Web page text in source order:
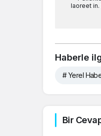
laoreet
Haberle
# Yerel
Bir